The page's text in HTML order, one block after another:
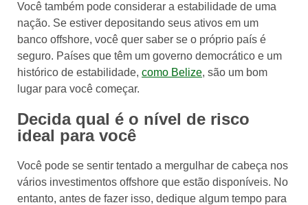
Você também pode considerar a estabilidade de uma
nação. Se estiver depositando seus ativos em um
banco offshore, você quer saber se o próprio país é
seguro. Países que têm um governo democrático e um
histórico de estabilidade, como Belize, são um bom
lugar para você começar.
Decida qual é o nível de risco
ideal para você
Você pode se sentir tentado a mergulhar de cabeça nos
vários investimentos offshore que estão disponíveis. No
entanto, antes de fazer isso, dedique algum tempo para